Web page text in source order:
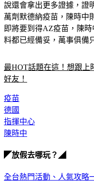
說還會拿出更多證據，證
萬劑默德納疫苗，陳時中
即將要到得AZ疫苗，陳
料都已經備妥，萬事俱備
最HOT話題在這！想跟上
好友！
疫苗
德國
指揮中心
陳時中
◤放假去哪玩？◢
全台熱門活動、人氣攻略